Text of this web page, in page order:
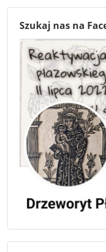
Szukaj nas na